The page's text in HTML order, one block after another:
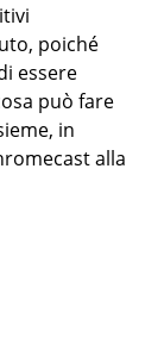
poiché
essere
può fare
in
alla